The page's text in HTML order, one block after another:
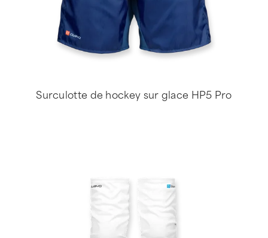
Surculotte de hockey sur glace HP5 Pro